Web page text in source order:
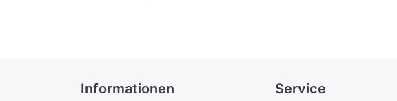
Informationen Service